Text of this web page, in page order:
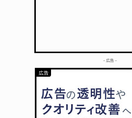
– 広告 –